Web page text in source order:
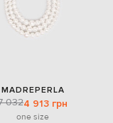
MADREPERLA
0324 913 грн
one size